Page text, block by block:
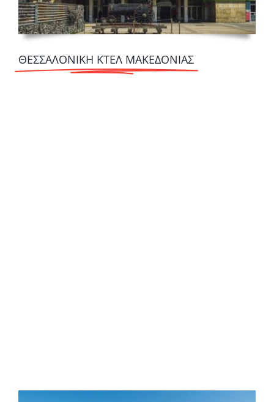
ΘΕΣΣΑΛΟΝΙΚΗ ΚΤΕΛ ΜΑΚΕΔΟΝΙΑΣ